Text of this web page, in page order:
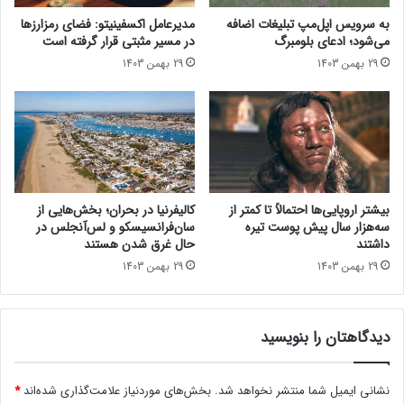
مقاله‌های مرتبط
می‌دهد. ازنظر تاریخی، افزایش قیمت‌ها پس‌از حل مشکلات حقوقی
بزرگ رخ داده است و انتظار می‌رود ریپل روند مشابهی را دنبال کند.
نتیجه‌ی این پرونده می‌تواند تأثیر گسترده‌تری فراتر از ریپل به‌دنبال
داشته باشد و احتمالاً تصورات در باره کل بازار ارزهای دیجیتال را
ا
ز
س
ا
ل
۲
۰
۰
ر
ر
ق
م
د
به سرویس اپل‌مپ تبلیغات اضافه
می‌شود؛ ادعای بلومبرگ
29 بهمن 1403
مدیرعامل اکسفینیتو:‌ فضای رمزارزها
در مسیر مثبتی قرار گرفته است
29 بهمن 1403
بیشتر اروپایی‌ها احتمالاً تا کمتر از
سه‌هزار سال پیش پوست تیره
داشتند
29 بهمن 1403
کالیفرنیا در بحران؛ بخش‌هایی از
سان‌فرانسیسکو و لس‌آنجلس در
حال غرق شدن هستند
29 بهمن 1403
دیدگاهتان را بنویسید
نشانی ایمیل شما منتشر نخواهد شد. بخش‌های موردنیاز علامت‌گذاری شده‌اند*